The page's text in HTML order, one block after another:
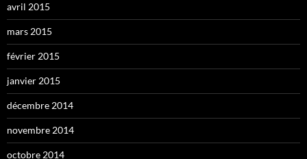
avril 2015
mars 2015
février 2015
janvier 2015
décembre 2014
novembre 2014
octobre 2014